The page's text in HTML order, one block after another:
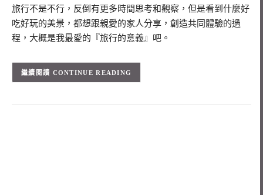
旅行不是不行，反倒有更多時間思考和觀察，但是看到什麼好
吃好玩的美景，都想跟親愛的家人分享，創造共同體驗的過
程，大概是我最愛的『旅行的意義』吧。
CONTINUE READING